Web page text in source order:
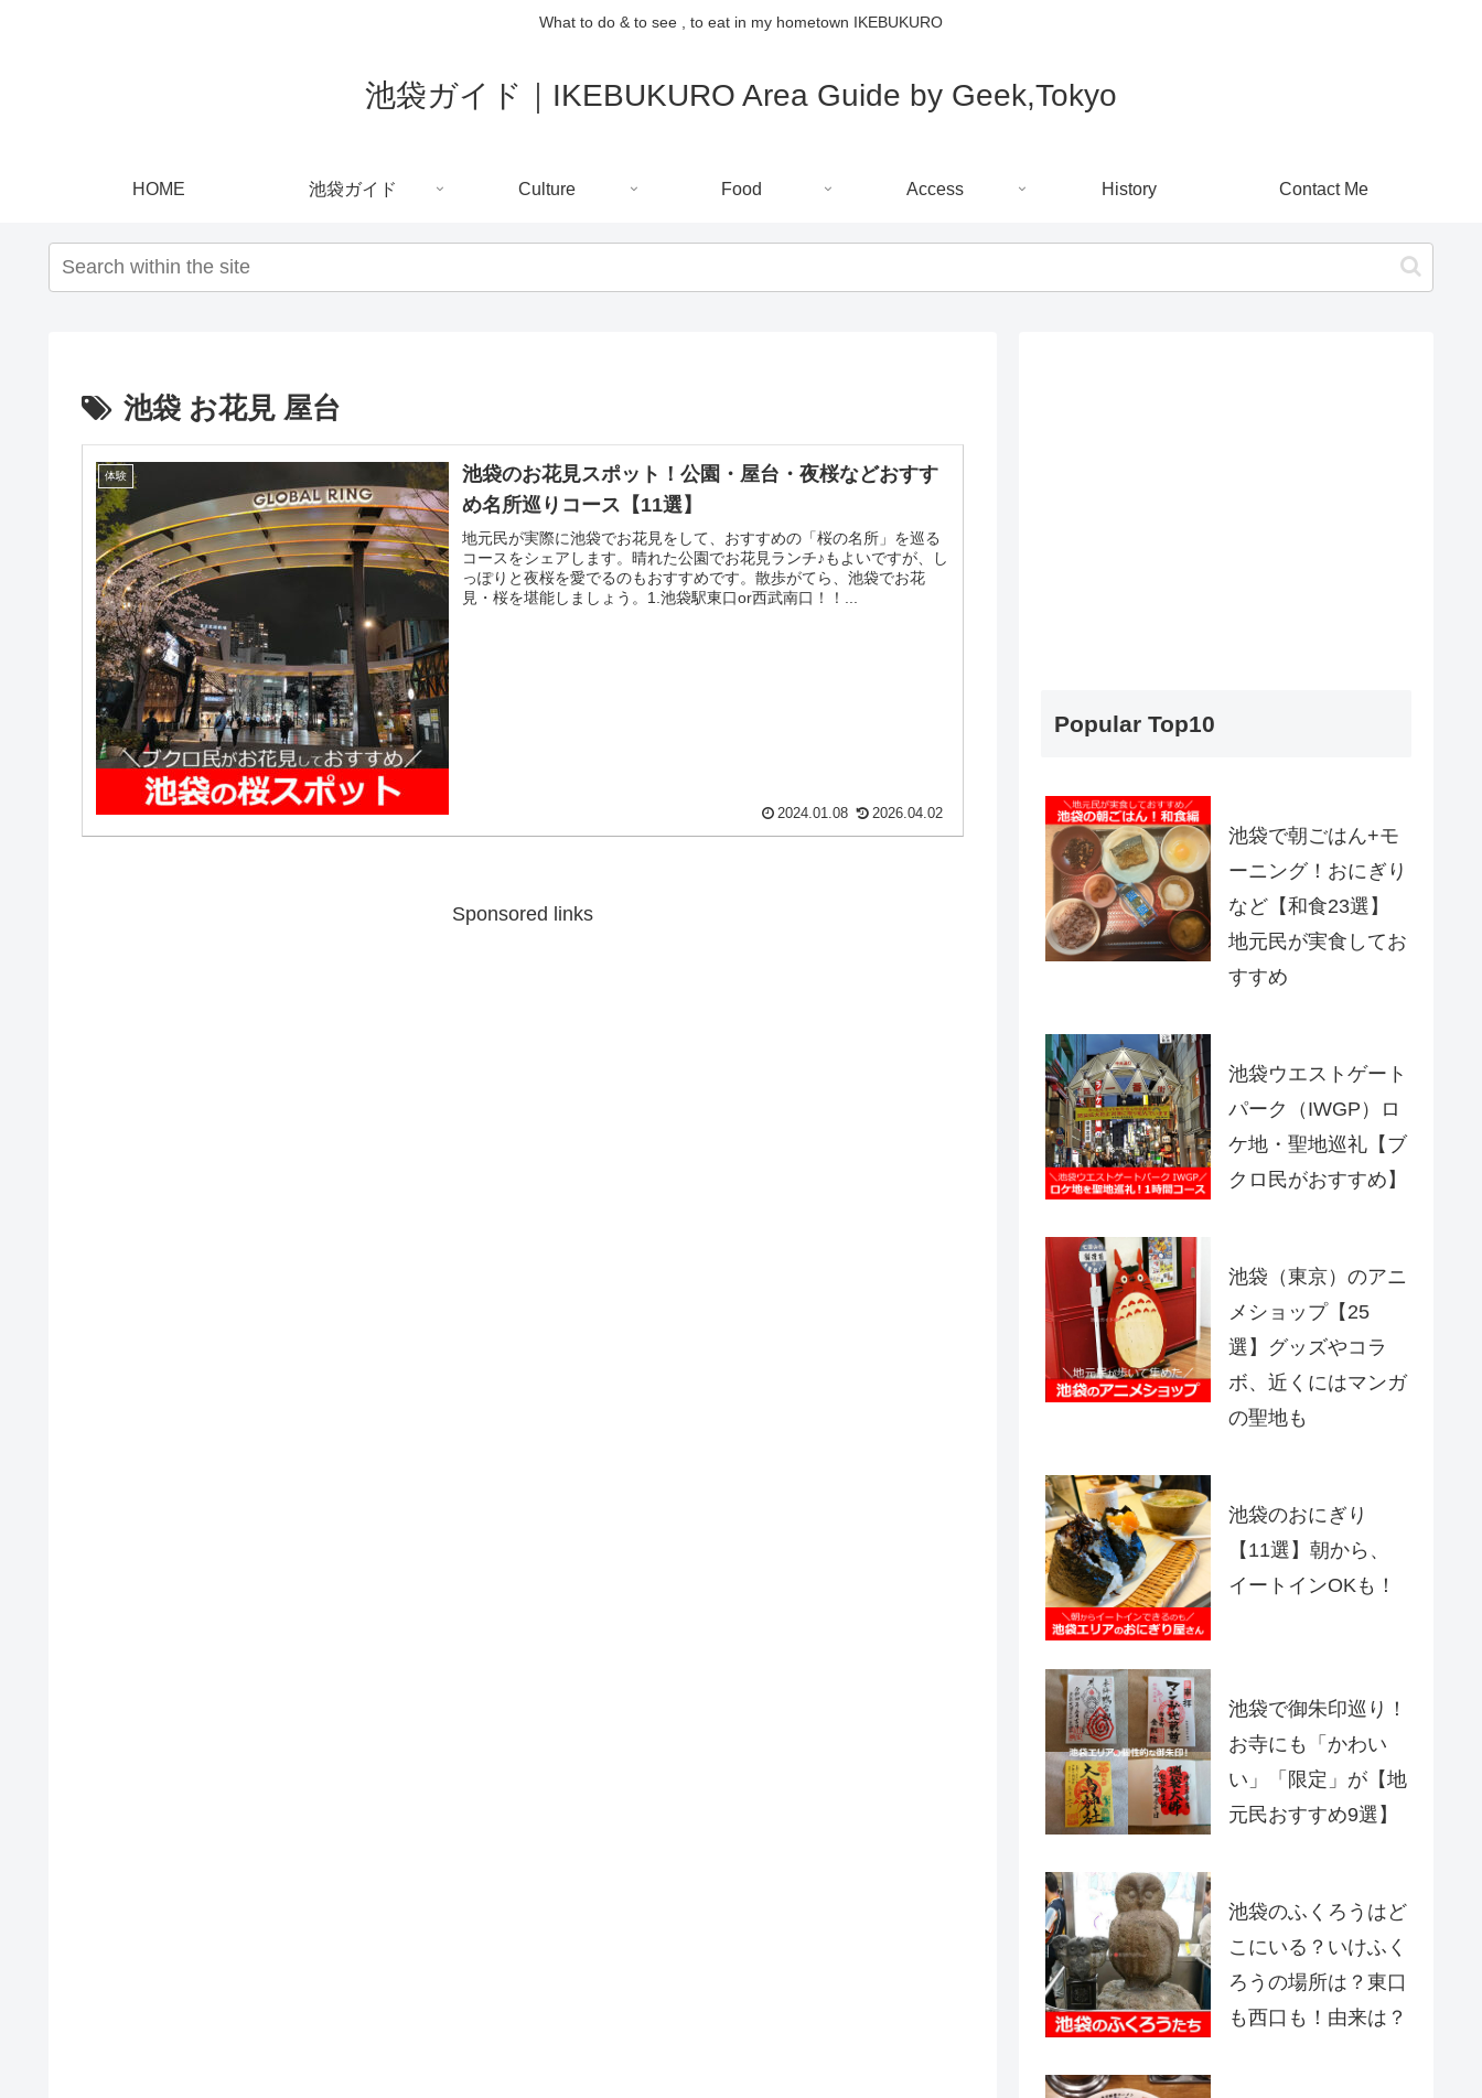
What to do & to see , to eat in my hometown IKEBUKURO
池袋ガイド｜IKEBUKURO Area Guide by Geek,Tokyo
HOME 池袋ガイド Culture Food Access History Contact Me
池袋 お花見 屋台
体験
池袋のお花見スポット！公園・屋台・夜桜などおすす
め名所巡りコース【11選】
地元民が実際に池袋でお花見をして、おすすめの「桜の名所」を巡る
コースをシェアします。晴れた公園でお花見ランチ♪もよいですが、し
っぽりと夜桜を愛でるのもおすすめです。散歩がてら、池袋でお花
見・桜を堪能しましょう。1.池袋駅東口or西武南口！！...
2024.01.08 2026.04.02
Sponsored links
Popular Top10
池袋で朝ごはん+モ
ーニング！おにぎり
など【和食23選】
地元民が実食してお
すすめ
池袋ウエストゲート
パーク（IWGP）ロ
ケ地・聖地巡礼【ブ
クロ民がおすすめ】
池袋（東京）のアニ
メショップ【25
選】グッズやコラ
ボ、近くにはマンガ
の聖地も
池袋のおにぎり
【11選】朝から、
イートインOKも！
池袋で御朱印巡り！
お寺にも「かわい
い」「限定」が【地
元民おすすめ9選】
池袋のふくろうはど
こにいる？いけふく
ろうの場所は？東口
も西口も！由来は？